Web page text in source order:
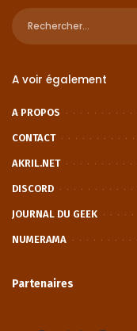
A voir également
A PROPOS
CONTACT
AKRIL.NET
DISCORD
JOURNAL DU GEEK
NUMERAMA
Partenaires